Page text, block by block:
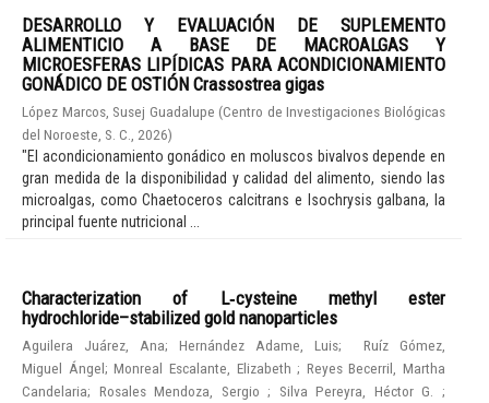
DESARROLLO Y EVALUACIÓN DE SUPLEMENTO
ALIMENTICIO A BASE DE MACROALGAS Y
MICROESFERAS LIPÍDICAS PARA ACONDICIONAMIENTO
GONÁDICO DE OSTIÓN Crassostrea gigas
López Marcos, Susej Guadalupe (Centro de Investigaciones Biológicas
del Noroeste, S. C.
2026)
"El acondicionamiento gonádico en moluscos bivalvos depende en
gran medida de la disponibilidad y calidad del alimento, siendo las
microalgas, como Chaetoceros calcitrans e Isochrysis galbana, la
principal fuente nutricional ...
Characterization of L‑cysteine methyl ester
hydrochloride–stabilized gold nanoparticles
Aguilera Juárez, Ana; Hernández Adame, Luis;
Ruíz Gómez,
Miguel Ángel;Monreal Escalante, Elizabeth; Reyes Becerril, Martha
Candelaria; Rosales Mendoza, Sergio; Silva Pereyra, Héctor G.;